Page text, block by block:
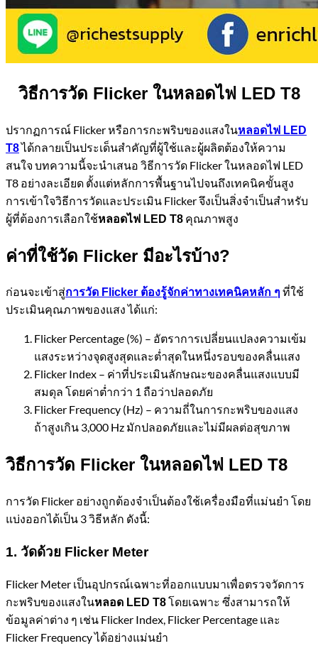
วิธีการวัด Flicker ในหลอดไฟ LED T8
ปรากฏการณ์ Flicker หรือการกะพริบของแสงในหลอดไฟ LED
T8ได้กลายเป็นประเด็นสำคัญที่ผู้ใช้และผู้ผลิตต้องให้ความ
สนใจ บทความนี้จะนำเสนอ วิธีการวัด Flicker ในหลอดไฟ LED
T8 อย่างละเอียด ตั้งแต่หลักการพื้นฐานไปจนถึงเทคนิคขั้นสูง
การเข้าใจวิธีการวัดและประเมิน Flicker จึงเป็นสิ่งจำเป็นสำหรับ
ผู้ที่ต้องการเลือกใช้หลอดไฟ LED T8 คุณภาพสูง
ค่าที่ใช้วัด Flicker มีอะไรบ้าง?
ก่อนจะเข้าสู่การวัด Flicker ต้องรู้จักค่าทางเทคนิคหลัก ๆ ที่ใช้
ประเมินคุณภาพของแสง ได้แก่:
Flicker Percentage (%) – อัตราการเปลี่ยนแปลงความเข้ม
แสงระหว่างจุดสูงสุดและต่ำสุดในหนึ่งรอบของคลื่นแสง
Flicker Index – ค่าที่ประเมินลักษณะของคลื่นแสงแบบมี
สมดุล โดยค่าต่ำกว่า 1 ถือว่าปลอดภัย
Flicker Frequency (Hz) – ความถี่ในการกะพริบของแสง
ถ้าสูงเกิน 3,000 Hz มักปลอดภัยและไม่มีผลต่อสุขภาพ
วิธีการวัด Flicker ในหลอดไฟ LED T8
การวัด Flicker อย่างถูกต้องจำเป็นต้องใช้เครื่องมือที่แม่นยำ โดย
แบ่งออกได้เป็น 3 วิธีหลัก ดังนี้:
1. วัดด้วย Flicker Meter
Flicker Meter เป็นอุปกรณ์เฉพาะที่ออกแบบมาเพื่อตรวจวัดการ
กะพริบของแสงในหลอด LED T8โดยเฉพาะ ซึ่งสามารถให้
ข้อมูลค่าต่าง ๆ เช่น Flicker Index, Flicker Percentage และ
Flicker Frequency ได้อย่างแม่นยำ